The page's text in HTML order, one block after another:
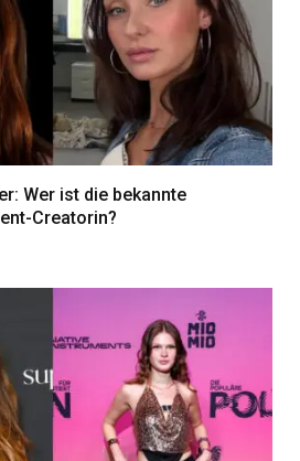
Wer ist die bekannte
Creatorin?